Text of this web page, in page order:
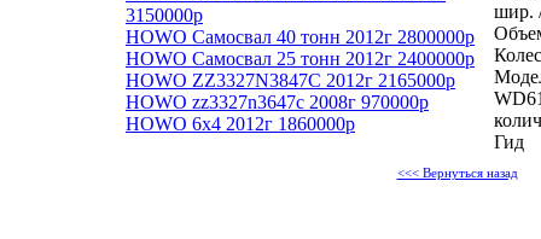
3150000р
HOWO Самосвал 40 тонн 2012г 2800000р
HOWO Самосвал 25 тонн 2012г 2400000р
HOWO ZZ3327N3847C 2012г 2165000р
HOWO zz3327n3647c 2008г 970000р
HOWO 6x4 2012г 1860000р
шир.
Гид
<<< Вернуться назад